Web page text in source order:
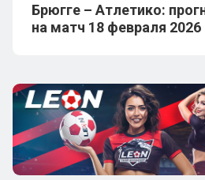
Брюгге – Атлетико:
на матч 18 февраля 2026